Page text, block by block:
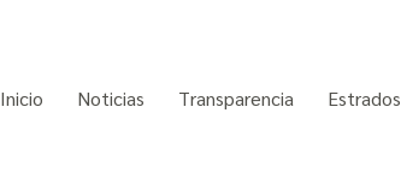
Inicio Noticias Transparencia Estrados